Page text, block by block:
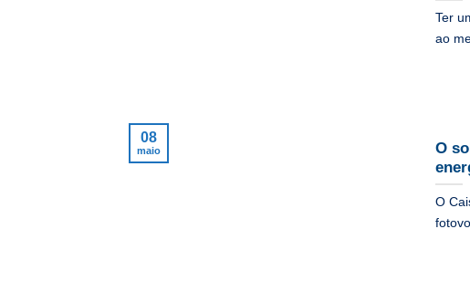
Ter
ao
O
O
08
maio